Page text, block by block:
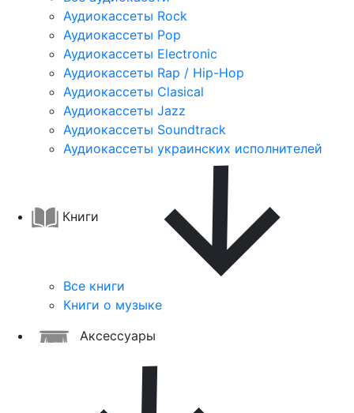
Аудиокассеты Rock
Аудиокассеты Pop
Аудиокассеты Electronic
Аудиокассеты Rap / Hip-Hop
Аудиокассеты Clasical
Аудиокассеты Jazz
Аудиокассеты Soundtrack
Аудиокассеты украинских исполнителей
Книги
Все книги
Книги о музыке
Аксессуары